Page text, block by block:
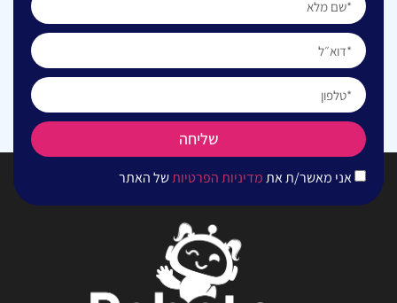
אני מאשר/ת אתמדיניות הפרטיותשל האתר
שליחה